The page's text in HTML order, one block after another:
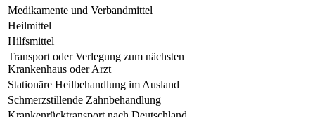
Medikamente und Verbandmittel
Heilmittel
Hilfsmittel
Transport oder Verlegung zum nächsten
Krankenhaus oder Arzt
Stationäre Heilbehandlung im Ausland
Schmerzstillende Zahnbehandlung